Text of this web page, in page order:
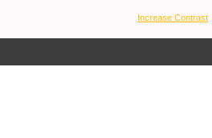
Increase Contrast